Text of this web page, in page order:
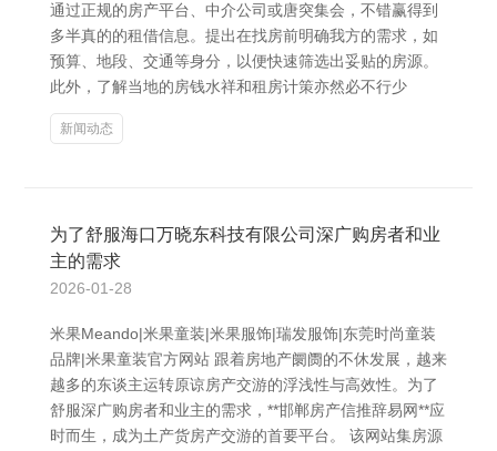
通过正规的房产平台、中介公司或唐突集会，不错赢得到
多半真的的租借信息。提出在找房前明确我方的需求，如
预算、地段、交通等身分，以便快速筛选出妥贴的房源。
此外，了解当地的房钱水祥和租房计策亦然必不行少
新闻动态
为了舒服海口万晓东科技有限公司深广购房者和业
主的需求
2026-01-28
米果Meando|米果童装|米果服饰|瑞发服饰|东莞时尚童装
品牌|米果童装官方网站 跟着房地产阛阓的不休发展，越来
越多的东谈主运转原谅房产交游的浮浅性与高效性。为了
舒服深广购房者和业主的需求，**邯郸房产信推辞易网**应
时而生，成为土产货房产交游的首要平台。 该网站集房源